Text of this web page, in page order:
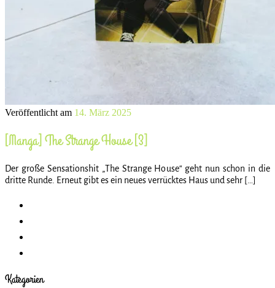
Veröffentlicht am 14. März 2025
[Manga] The Strange House [3]
Der große Sensationshit „The Strange House“ geht nun schon in die
dritte Runde. Erneut gibt es ein neues verrücktes Haus und sehr […]
Kategorien